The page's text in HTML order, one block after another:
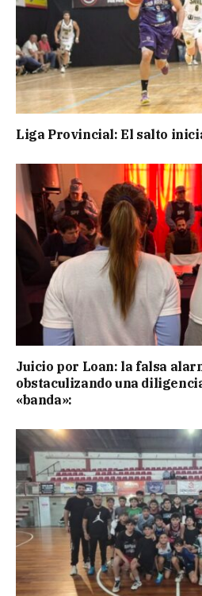
Liga Provincial: El salto
Juicio por Loan: la falsa
obstaculizando una
«banda»: